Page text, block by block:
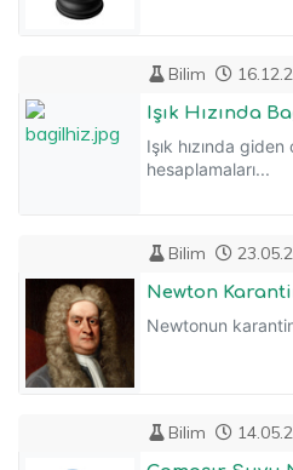
Bilim
Işık Hızında
Işık hızında
hesaplamaları...
Bilim
Newton
Newtonun
Bilim